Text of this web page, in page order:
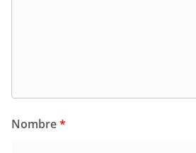
Nombre*